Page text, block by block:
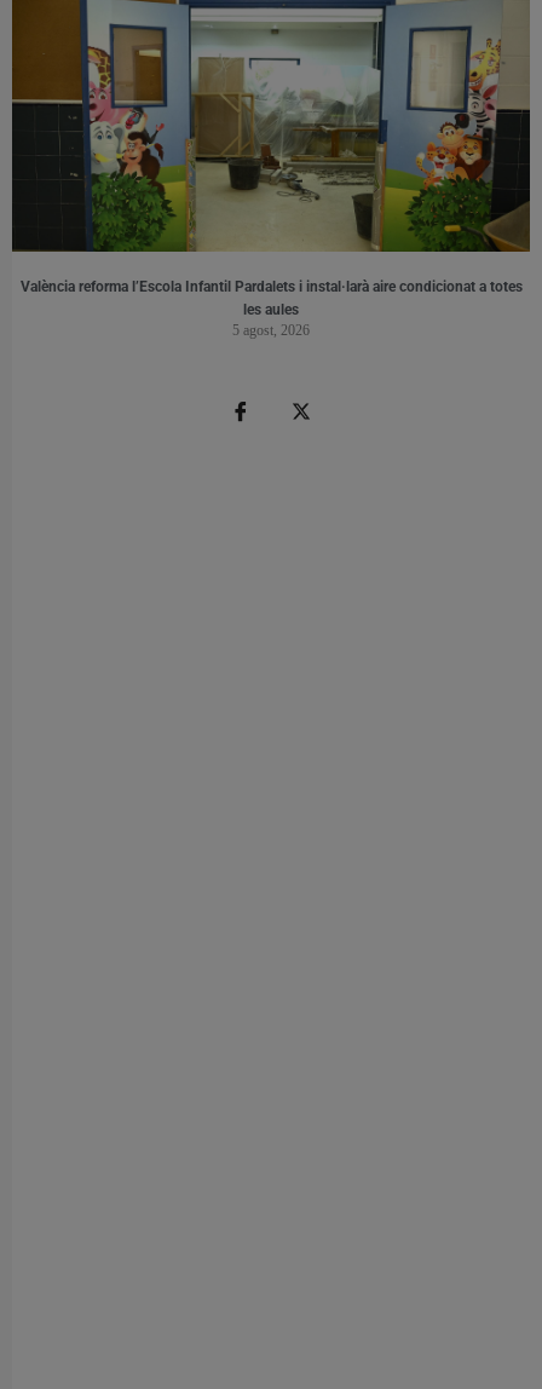
València reforma l’Escola Infantil Pardalets i instal·larà aire condicionat a totes
les aules
5 agost, 2026